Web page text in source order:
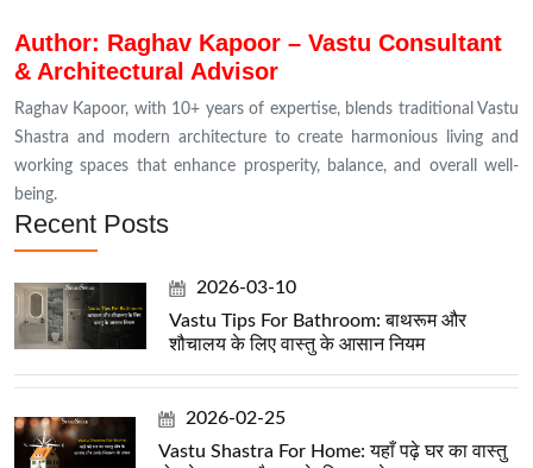
Author: Raghav Kapoor – Vastu Consultant
& Architectural Advisor
Raghav Kapoor, with 10+ years of expertise, blends traditional Vastu
Shastra and modern architecture to create harmonious living and
working spaces that enhance prosperity, balance, and overall well-
being.
Recent Posts
2026-03-10
Vastu Tips For Bathroom: बाथरूम और
शौचालय के लिए वास्तु के आसान नियम
2026-02-25
Vastu Shastra For Home: यहाँ पढ़े घर का वास्तु